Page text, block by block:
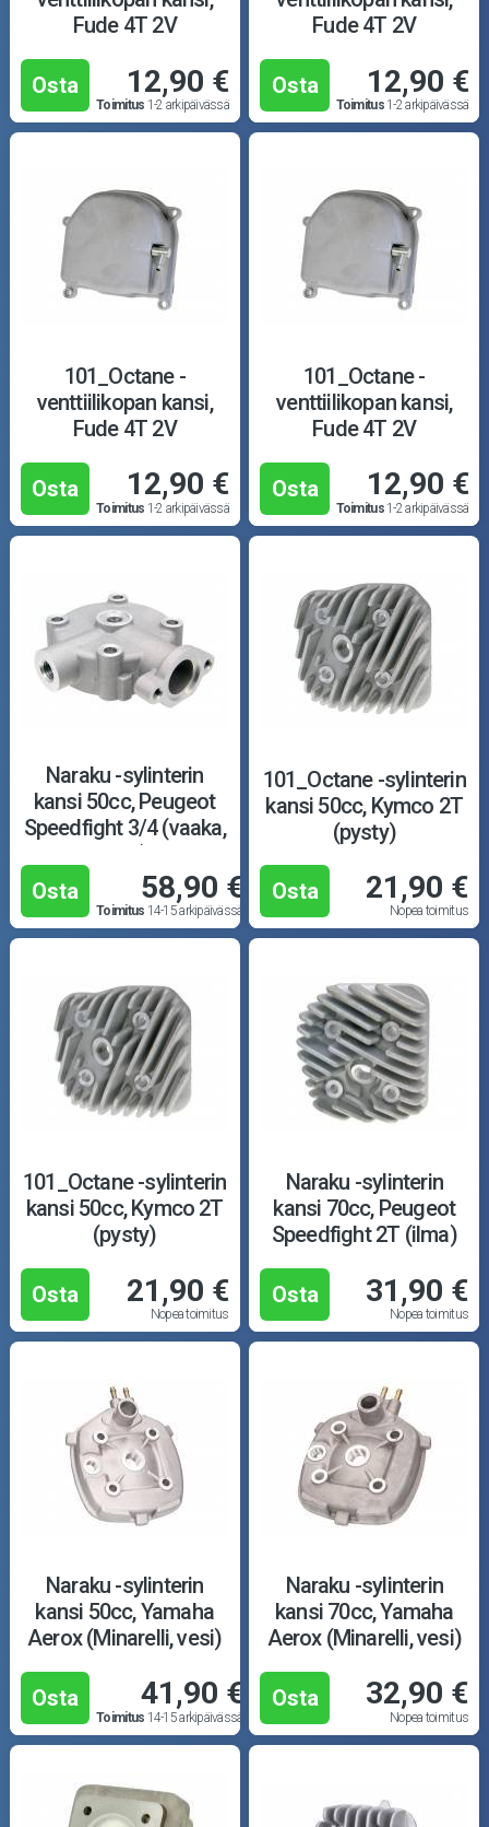
Fude 4T 2V
Osta 12,90 €
Toimitus 1-2 arkipäivässä
Fude 4T 2V
Osta 12,90 €
Toimitus1-2 arkipäivässä
101_Octane -
venttiilikopan kansi,
Fude 4T 2V
Osta 12,90 €
Toimitus 1-2 arkipäivässä
101_Octane -
venttiilikopan kansi,
Fude 4T 2V
Osta 12,90 €
Toimitus1-2 arkipäivässä
Naraku -sylinterin
kansi 50cc, Peugeot
Speedfight 3/4 (vaaka,
vesi)
Osta
58,90 €
Toimitus 14-15 arkipäivässä
101_Octane -sylinterin
kansi 50cc, Kymco 2T
(pysty)
Osta 21,90 €
Nopea toimitus
101_Octane -sylinterin
kansi 50cc, Kymco 2T
(pysty)
Osta 21,90 €
Nopea toimitus
Naraku -sylinterin
kansi 70cc, Peugeot
Speedfight 2T (ilma)
Osta 31,90 €
Nopea toimitus
Naraku -sylinterin
kansi 50cc, Yamaha
Aerox (Minarelli, vesi)
Osta 41,90 €
Toimitus 14-15 arkipäivässä
Naraku -sylinterin
kansi 70cc, Yamaha
Aerox (Minarelli, vesi)
Osta 32,90 €
Nopea toimitus